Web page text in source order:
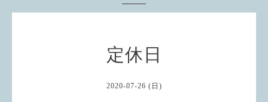
定休日
2020-07-26 (日)